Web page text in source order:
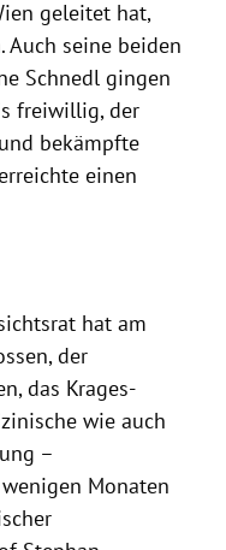
geleitet hat,
Auch seine beiden
Schnedl gingen
freiwillig, der
bekämpfte
einen
hat am
der
das Krages-
wie auch
–
Monaten